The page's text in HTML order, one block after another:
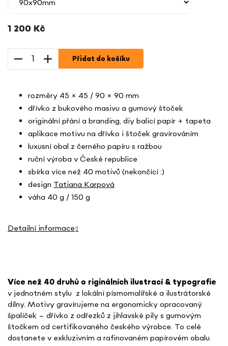
1 200 Kč
cena:
Přidat do košíku
rozměry 45 × 45 / 90 × 90 mm
dřívko z bukového masivu a gumový štoček
originální přání a branding, diy balicí papír + tapeta
aplikace motivu na dřívko i štoček gravírováním
luxusní obal z černého papíru s ražbou
ruční výroba v České republice
sbírka více než 40 motivů (nekončící :)
design Tatiana Karpová
váha 40 g / 150 g
Detailní informace
Více než 40 druhů o riginálních ilustrací & typografie
v jednotném stylu z lokální písmomalířské a ilustrátorské
dílny. Motivy gravírujeme na ergonomicky opracovaný
špalíček – dřívko z odřezků z jihlavské pily s gumovým
štočkem od certifikovaného českého výrobce. To celé
dostanete v exkluzivním a rafinovaném papírovém obalu.